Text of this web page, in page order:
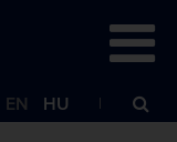
EN HU